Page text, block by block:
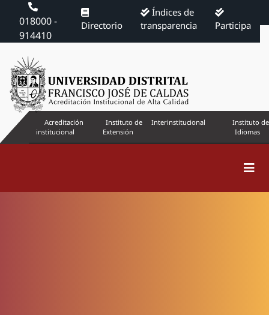
018000 -
914410
Directorio
Índices de
transparencia
Participa
Acreditación
institucional
Instituto de
Extensión
Interinstitucional
Instituto de
Idiomas